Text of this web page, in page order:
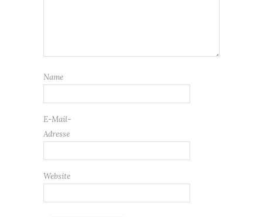
Name
E-Mail-
Adresse
Website